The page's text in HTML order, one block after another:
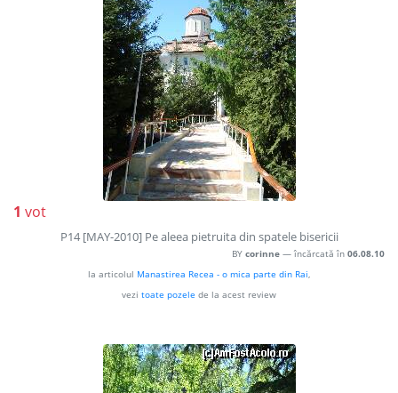
1 vot
P14 [MAY-2010] Pe aleea pietruita din spatele bisericii
BY corinne — încărcată în 06.08.10
la articolul Manastirea Recea - o mica parte din Rai,
vezi toate pozele de la acest review